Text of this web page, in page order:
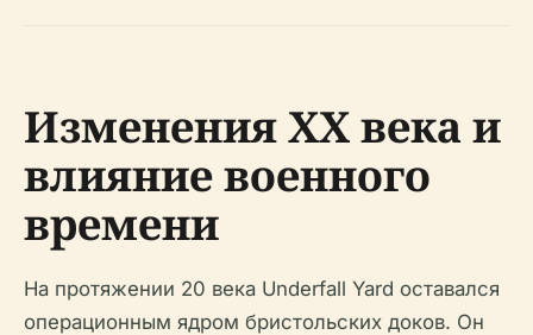
Изменения XX века и
влияние военного
времени
На протяжении 20 века Underfall Yard оставался
операционным ядром бристольских доков. Он